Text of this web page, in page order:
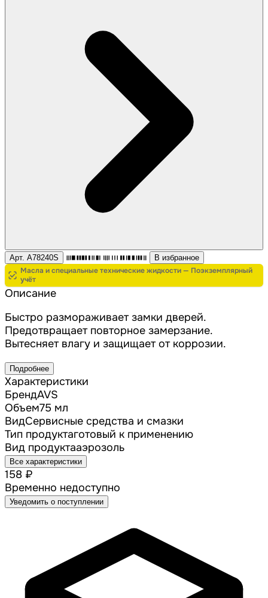
Арт. A78240S В избранное
Масла и специальные технические жидкости — Поэкземплярный
учёт
Описание
Быстро размораживает замки дверей.
Предотвращает повторное замерзание.
Вытесняет влагу и защищает от коррозии.
Подробнее
Характеристики
БрендAVS
Объем75 мл
ВидСервисные средства и смазки
Тип продуктаготовый к применению
Вид продуктааэрозоль
Все характеристики
158 ₽
Временно недоступно
Уведомить о поступлении